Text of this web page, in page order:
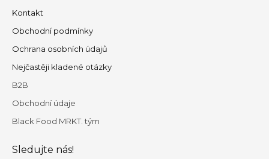
Kontakt
Obchodní podmínky
Ochrana osobních údajů
Nejčastěji kladené otázky
B2B
Obchodní údaje
Black Food MRKT. tým
Sledujte nás!